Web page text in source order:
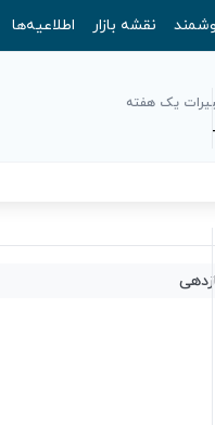
نقشه بازار اطلاعیه‌ها
یک هفته
-